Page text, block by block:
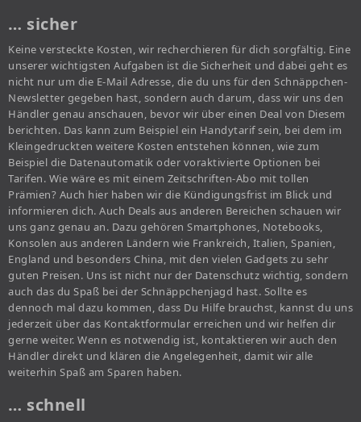
… sicher
Keine versteckte Kosten, wir recherchieren für dich sorgfältig. Eine
unserer wichtigsten Aufgaben ist die Sicherheit und dabei geht es
nicht nur um die E-Mail Adresse, die du uns für den Schnäppchen-
Newsletter gegeben hast, sondern auch darum, dass wir uns den
Händler genau anschauen, bevor wir über einen Deal von Diesem
berichten. Das kann zum Beispiel ein Handytarif sein, bei dem im
Kleingedruckten weitere Kosten entstehen können, wie zum
Beispiel die Datenautomatik oder voraktivierte Optionen bei
Tarifen. Wie wäre es mit einem Zeitschriften-Abo mit tollen
Prämien? Auch hier haben wir die Kündigungsfrist im Blick und
informieren dich. Auch Deals aus anderen Bereichen schauen wir
uns ganz genau an. Dazu gehören Smartphones, Notebooks,
Konsolen aus anderen Ländern wie Frankreich, Italien, Spanien,
England und besonders China, mit den vielen Gadgets zu sehr
guten Preisen. Uns ist nicht nur der Datenschutz wichtig, sondern
auch das du Spaß bei der Schnäppchenjagd hast. Sollte es
dennoch mal dazu kommen, dass Du Hilfe brauchst, kannst du uns
jederzeit über das Kontaktformular erreichen und wir helfen dir
gerne weiter. Wenn es notwendig ist, kontaktieren wir auch den
Händler direkt und klären die Angelegenheit, damit wir alle
weiterhin Spaß am Sparen haben.
… schnell